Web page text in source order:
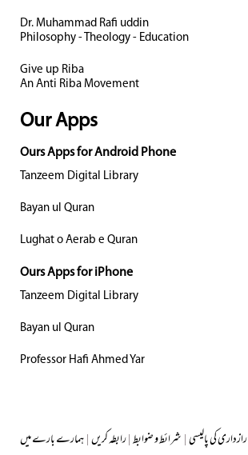
Dr. Muhammad Rafi uddin
Philosophy - Theology - Education
Give up Riba
An Anti Riba Movement
Our Apps
Ours Apps for Android Phone
Tanzeem Digital Library
Bayan ul Quran
Lughat o Aerab e Quran
Ours Apps for iPhone
Tanzeem Digital Library
Bayan ul Quran
Professor Hafi Ahmed Yar
ہمارے بارے میں|رابطہ کریں|شرائط و ضوابط|رازداری کی پالیسی